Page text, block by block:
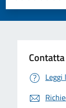
Valuta
Valuta 2
Valuta 1 stelle
Leggi